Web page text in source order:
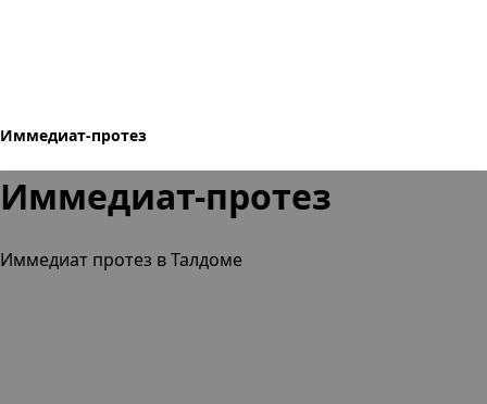
Иммедиат-протез
Иммедиат-протез
Иммедиат протез в Талдоме